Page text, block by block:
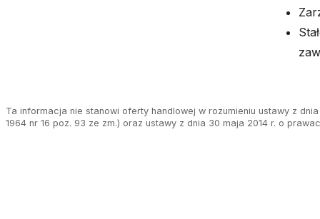
Ta informacja nie stanowi oferty handlowej w rozumieniu ustawy z
1964 nr 16 poz. 93 ze zm.) oraz ustawy z dnia 30 maja 2014 r. o